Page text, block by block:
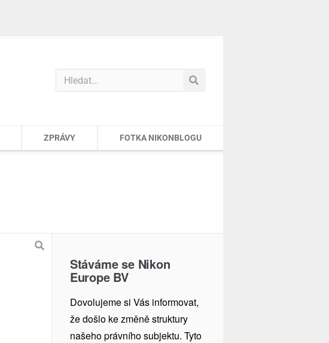
ZPRÁVY FOTKA NIKONBLOGU
Stáváme se Nikon
Europe BV
Dovolujeme si Vás informovat,
že došlo ke změně struktury
našeho právního subjektu. Tyto